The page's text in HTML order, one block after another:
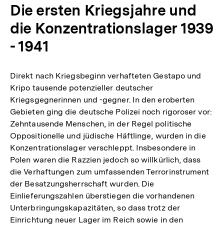
Die ersten Kriegsjahre und
die Konzentrationslager 1939
- 1941
Direkt nach Kriegsbeginn verhafteten Gestapo und
Kripo tausende potenzieller deutscher
Kriegsgegnerinnen und -gegner. In den eroberten
Gebieten ging die deutsche Polizei noch rigoroser vor:
Zehntausende Menschen, in der Regel politische
Oppositionelle und jüdische Häftlinge, wurden in die
Konzentrationslager verschleppt. Insbesondere in
Polen waren die Razzien jedoch so willkürlich, dass
die Verhaftungen zum umfassenden Terrorinstrument
der Besatzungsherrschaft wurden. Die
Einlieferungszahlen überstiegen die vorhandenen
Unterbringungskapazitäten, so dass trotz der
Einrichtung neuer Lager im Reich sowie in den